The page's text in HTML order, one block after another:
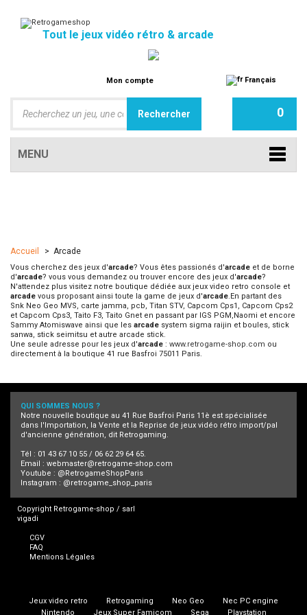
Tout le jeux vidéo rétro & arcade
Mon compte Français
0
MENU
Accueil > Arcade
Vous cherchez des jeux d'arcade? Vous êtes passionés d'arcade et de borne
d'arcade? vous vous demandez ou trouver encore des jeux d'arcade?
N'attendez plus visitez notre boutique dédiée aux jeux video retro console et
arcade vous proposant ainsi toute la game de jeux d'arcade.En partant des
Snk Neo Geo MVS, carte jamma, pcb, Titan STV, Capcom Cps1, Capcom Cps2
et Capcom Cps3, Taito F3, Taito Gnet en passant par IGS PGM,Naomi et encore
Sammy Atomiswave ainsi que les arcade system sigma raijin et boules, stick
sanwa, stick seimitsu et autre arcade stick.
Une seule adresse pour les jeux d'arcade : www.retrogame-shop.com ou
directement à la boutique 41 rue Basfroi 75011 Paris.
QUI SOMMES NOUS ?
Notre nouvelle boutique au 41 Rue Basfroi Paris 11è est spécialisée
dans l'Importation, la Vente et la Reprise de jeux vidéo rétro import/pal
d'ancienne génération, dit Retrogaming.
Tél : 01 43 67 10 55 / 06 62 29 64 65.
Email : webmaster@retrogame-shop.com
Youtube : @RetrogameShopParis
Instagram : @retrogame_shop_paris
Copyright Retrogame-shop / sarl
vigadi
CGV
FAQ
Mentions Légales
Jeux video retro Retrogaming Neo Geo
Nec PC engine
Nintendo
Jeux Super Famicom Sega Playstation